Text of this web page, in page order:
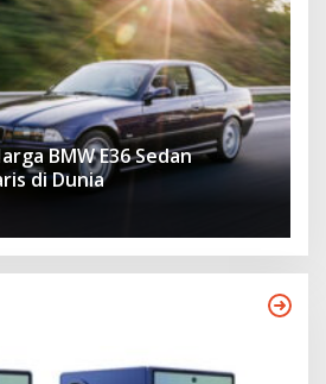
BMW E36 Sedan
di Dunia